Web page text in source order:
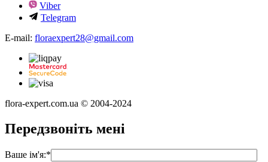
Viber
Telegram
E-mail: floraexpert28@gmail.com
flora-expert.com.ua © 2004-2024
Передзвоніть мені
Ваше ім'я:*